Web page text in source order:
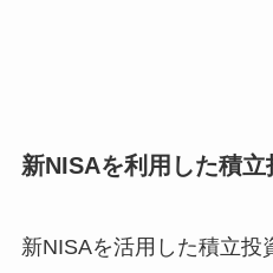
新NISAを利用した積
新NISAを活用した積立投